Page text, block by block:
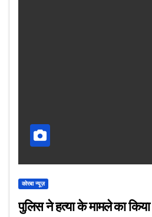
कोरबा न्यूज़
पुलिस ने हत्या के मामले का